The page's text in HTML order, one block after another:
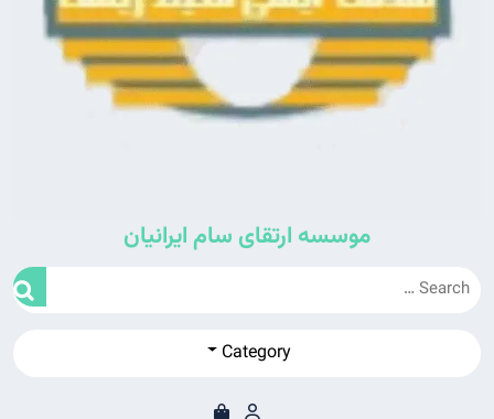
موسسه ارتقای سام ایرانیان
Category